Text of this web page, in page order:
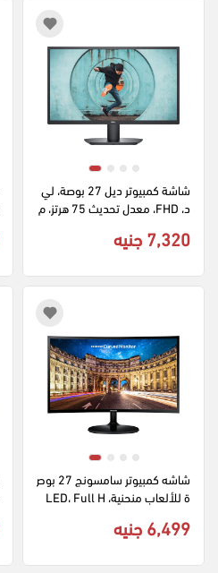
شاشة كمبيوتر ديل 27 بوصة، لي
د، FHD، معدل تحديث 75 هرتز، م
7,320 جنيه
شاشه كمبيوتر سامسونج 27 بوص
ة للألعاب منحنية، LED، Full H
27F390FHM
6,499 جنيه